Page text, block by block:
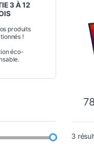
–
3
3 À 12
produits
!
éco-